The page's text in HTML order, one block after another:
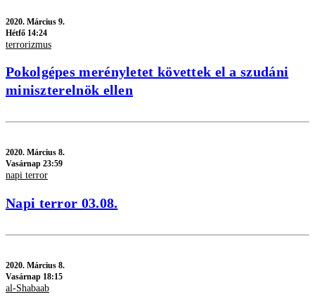
2020. Március 9.
Hétfő 14:24
terrorizmus
Pokolgépes merényletet követtek el a szudáni
miniszterelnök ellen
2020. Március 8.
Vasárnap 23:59
napi terror
Napi terror 03.08.
2020. Március 8.
Vasárnap 18:15
al-Sha­baab